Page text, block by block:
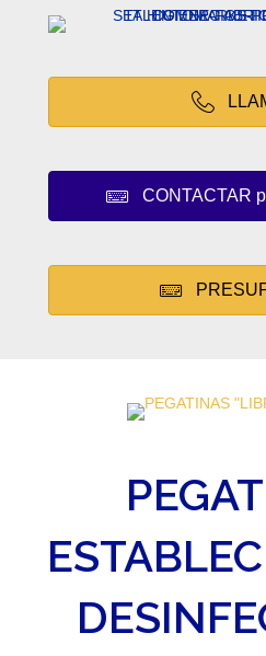
CONTACTAR